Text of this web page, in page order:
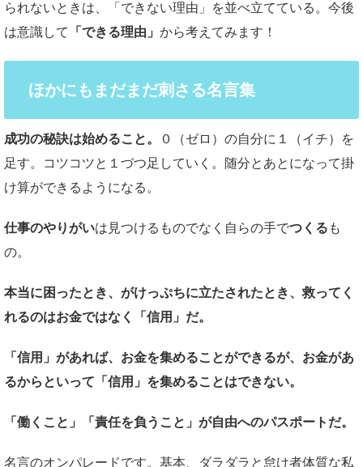
られないときは、「できない理由」を並べ立てている。今後
は意識して
「できる理由」 から考えてみます！
ほかにもまだまだ刺さる名言集
成功の秘訣は始めること。
０（ゼロ）の自分に１（イチ）を
足す。コツコツと１づつ足していく。随分とあとになって掛
け算ができるようになる。
仕事のやりがいは見つけるものでなく自らの手でつくる も
の。
本当に困ったとき、がけっぷちに立たされたとき、救ってく
れるのはお金ではなく「信用」だ。
「信用」があれば、お金を集めることができるが、お金があ
るからといって「信用」を集めることはできない。
「働くこと」「責任を負うこと」が自由へのパスポートだ。
名言のオンパレードです。基本、ダラダラと怠け者体質な私